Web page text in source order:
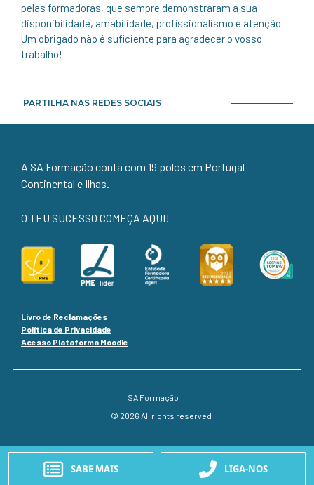
pelas formadoras, que sempre demonstraram a sua
disponibilidade, amabilidade, profissionalismo e atenção.
Um obrigado não é suficiente para agradecer o vosso
trabalho!
PARTILHA NAS REDES SOCIAIS
A SA Formação conta com 19 polos em Portugal
Continental e Ilhas.
O TEU SUCESSO COMEÇA AQUI!
Livro de Reclamações
Política de Privacidade
Acesso Plataforma Moodle
SA Formação
© 2026 All rights reserved
SABE MAIS LIGA-NOS